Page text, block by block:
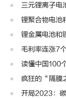
三元锂离子电
锂聚合物电池
锂金属电池和
毛利率连涨7个
读懂中国100
疯狂的“隔膜
开局2023：